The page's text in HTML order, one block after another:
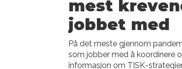
mest
jobbet med
På det meste gjennom
som jobber med å koordinere
informasjon om TISK-